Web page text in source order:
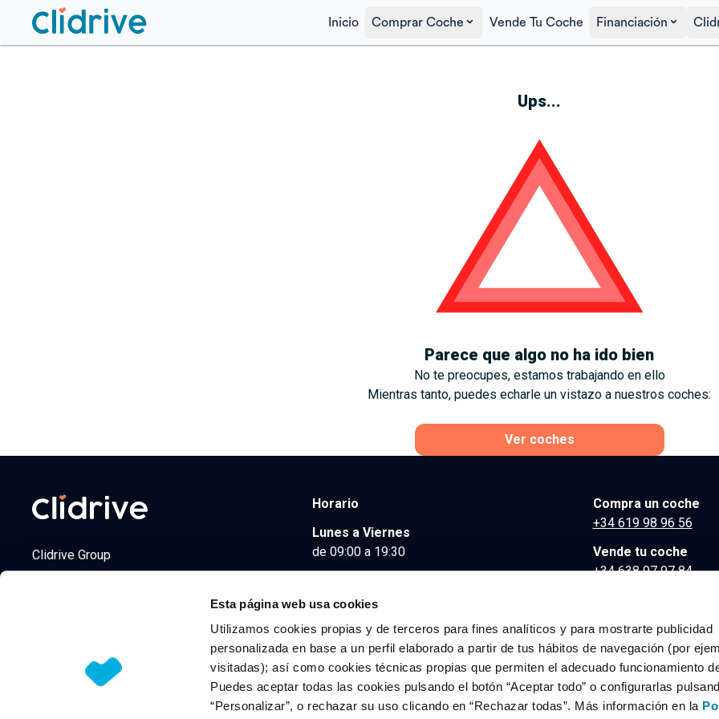
Esta página web usa cookies
Utilizamos cookies propias y de terceros para fines analíticos y para mostrarte publicidad
personalizada en base a un perfil elaborado a partir de tus hábitos de navegación (por
visitadas); así como cookies técnicas propias que permiten el adecuado funcionamiento
Puedes aceptar todas las cookies pulsando el botón “Aceptar todo” o configurarlas
“Personalizar”, o rechazar su uso clicando en “Rechazar todas”. Más información en la
Inicio Comprar Coche Vende Tu Coche Financiación
Ups...
Parece que algo no ha ido bien
No te preocupes, estamos trabajando en ello
Mientras tanto, puedes echarle un vistazo a nuestros coches:
Ver coches
Clidrive Group
Horario
Lunes a Viernes
de 09:00 a 19:30
Compra un coche
+34 619 98 96 56
Vende tu coche
+34 638 97 97 84
© 2026 CLIDRIVE CAPITAL, SOCIEDAD LIMITADA. Todos los derechos reservados.